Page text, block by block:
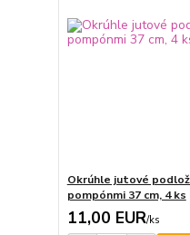
Okrúhle jutové
pompónmi 37 cm, 4 ks
11,00 EUR/ks